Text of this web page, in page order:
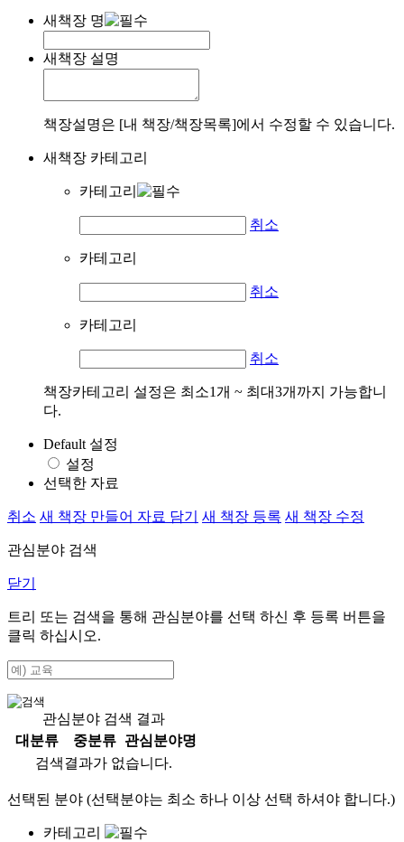
새책장 명
새책장 설명
책장설명은 [내 책장/책장목록]에서 수정할 수 있습니다.
새책장 카테고리
카테고리
취소
카테고리
취소
카테고리
취소
책장카테고리 설정은 최소1개 ~ 최대3개까지 가능합니
다.
Default 설정
설정
선택한 자료
취소 새 책장 만들어 자료 담기 새 책장 등록 새 책장 수정
관심분야 검색
닫기
트리 또는 검색을 통해 관심분야를 선택 하신 후 등록 버튼을
클릭 하십시오.
관심분야 검색 결과
대분류
중분류
관심분야명
검색결과가 없습니다.
선택된 분야 (선택분야는 최소 하나 이상 선택 하셔야 합니다.)
카테고리